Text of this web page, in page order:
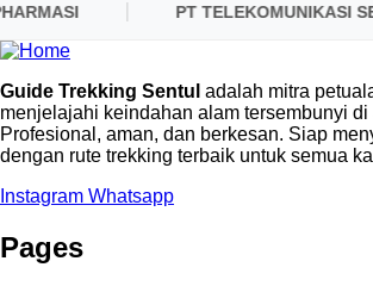
PT TELEKOMUNIKASI
Guide Trekking Sentul adalah mitra
menjelajahi keindahan alam tersembunyi di
Profesional, aman, dan berkesan. Siap
dengan rute trekking terbaik untuk semua
Instagram Whatsapp
Pages